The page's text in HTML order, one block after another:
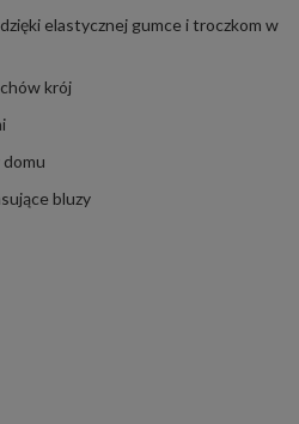
elastycznej gumce i troczkom w
krój
bluzy